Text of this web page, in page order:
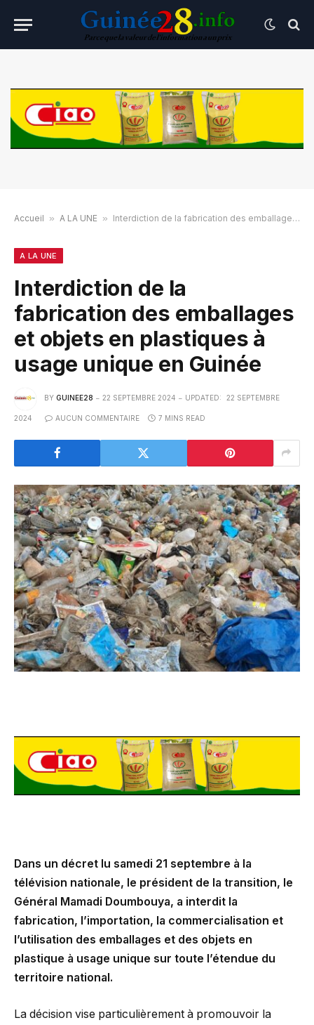
Accueil » A LA UNE » Interdiction de la fabrication des emballages et objets en plastiques à usage unique en Guinée
A LA UNE
Interdiction de la
fabrication des emballages
et objets en plastiques à
usage unique en Guinée
BY GUINEE28 22 SEPTEMBRE 2024 UPDATED: 22 SEPTEMBRE
2024 AUCUN COMMENTAIRE 7 MINS READ
Dans un décret lu samedi 21 septembre à la
télévision nationale, le président de la transition, le
Général Mamadi Doumbouya, a interdit la
fabrication, l’importation, la commercialisation et
l’utilisation des emballages et des objets en
plastique à usage unique sur toute l’étendue du
territoire national.
La décision vise particulièrement à promouvoir la